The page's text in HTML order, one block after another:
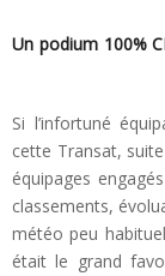
Un podium 100%
Si l’infortuné
cette Transat,
équipages
classements,
météo peu
était le grand